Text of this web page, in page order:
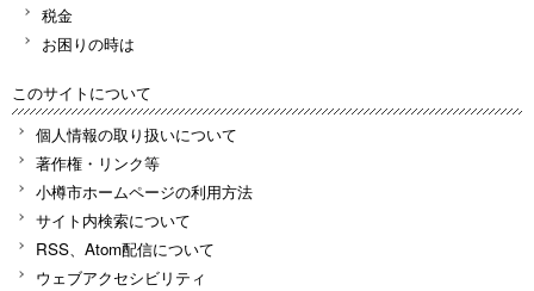
税金
お困りの時は
このサイトについて
個人情報の取り扱いについて
著作権・リンク等
小樽市ホームページの利用方法
サイト内検索について
RSS、Atom配信について
ウェブアクセシビリティ